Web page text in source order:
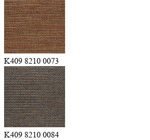
K409 8210 0073
K409 8210 0084